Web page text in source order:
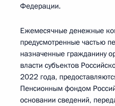
Федерации.
Ежемесячные денежные
предусмотренные частью
назначенные гражданину
власти субъектов
2022 года,
Пенсионным фондом
основании сведений,